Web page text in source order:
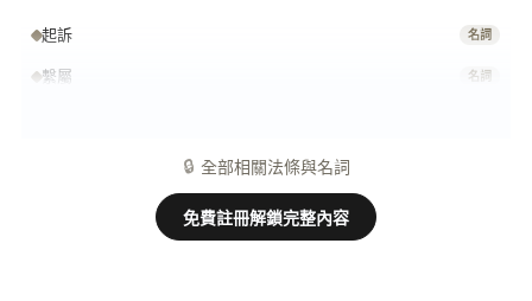
起訴 名詞
繫屬 名詞
🔒 全部相關法條與名詞
免費註冊解鎖完整內容